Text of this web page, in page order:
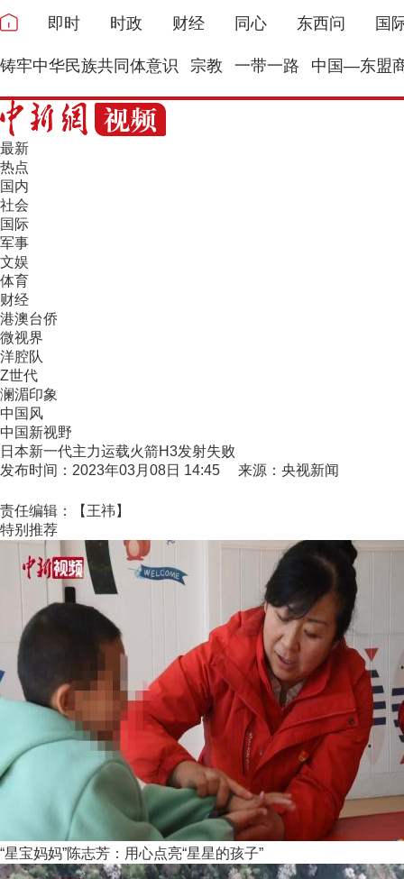
即时 时政 财经 同心 东西问 国
铸牢中华民族共同体意识 宗教 一带一路 中国—东盟
最新
热点
国内
社会
国际
军事
文娱
体育
财经
港澳台侨
微视界
洋腔队
Z世代
澜湄印象
中国风
中国新视野
日本新一代主力运载火箭H3发射失败
发布时间：2023年03月08日 14:45 来源：央视新闻
责任编辑：【王祎】
特别推荐
“星宝妈妈”陈志芳：用心点亮“星星的孩子”